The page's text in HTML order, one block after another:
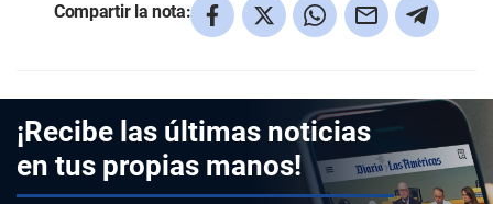
Compartir la nota:
¡Recibe las últimas noticias
en tus propias manos!